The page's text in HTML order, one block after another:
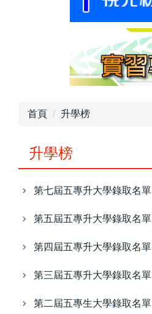
首頁 升學榜
升學榜
第七屆五專升大學錄取名單
第五屆五專升大學錄取名單
第四屆五專升大學錄取名單
第三屆五專升大學錄取名單
第二屆五專生大學錄取名單